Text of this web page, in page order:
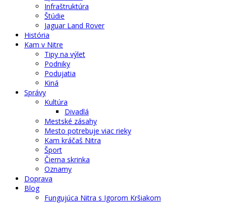
Infraštruktúra
Štúdie
Jaguar Land Rover
História
Kam v Nitre
Tipy na výlet
Podniky
Podujatia
Kiná
Správy
Kultúra
Divadlá
Mestské zásahy
Mesto potrebuje viac rieky
Kam kráčaš Nitra
Šport
Čierna skrinka
Oznamy
Doprava
Blog
Fungujúca Nitra s Igorom Kršiakom